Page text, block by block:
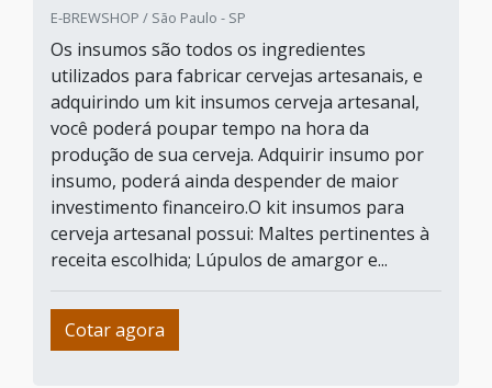
E-BREWSHOP / São Paulo - SP
Os insumos são todos os ingredientes
utilizados para fabricar cervejas artesanais, e
adquirindo um kit insumos cerveja artesanal,
você poderá poupar tempo na hora da
produção de sua cerveja. Adquirir insumo por
insumo, poderá ainda despender de maior
investimento financeiro.O kit insumos para
cerveja artesanal possui: Maltes pertinentes à
receita escolhida; Lúpulos de amargor e...
Cotar agora